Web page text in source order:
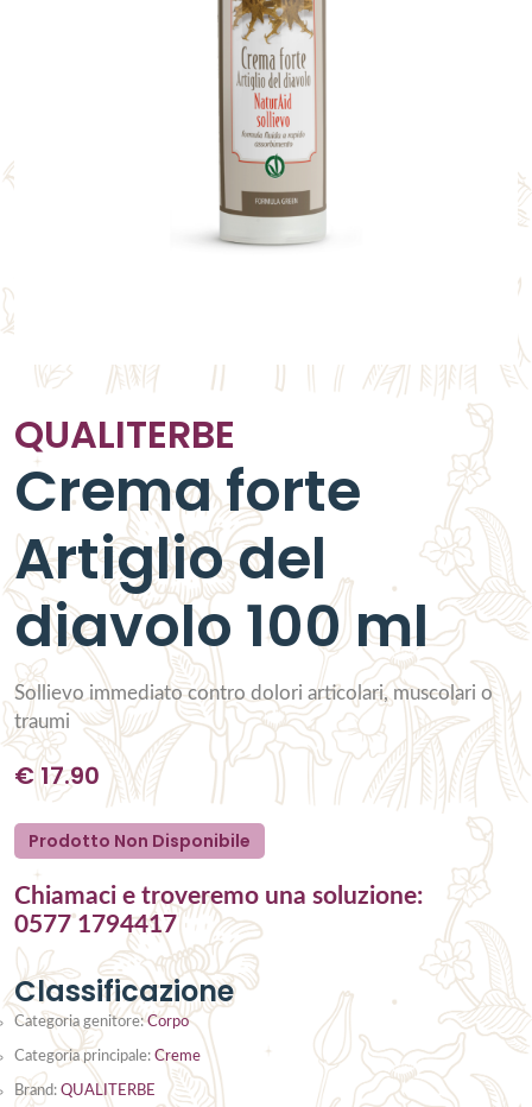
QUALITERBE
Crema forte
Artiglio del
diavolo 100 ml
Sollievo immediato contro dolori articolari, muscolari o
traumi
€17.90
Prodotto Non Disponibile
Chiamaci e troveremo una soluzione:
0577 1794417
Classificazione
Categoria genitore: Corpo
Categoria principale: Creme
Brand: QUALITERBE